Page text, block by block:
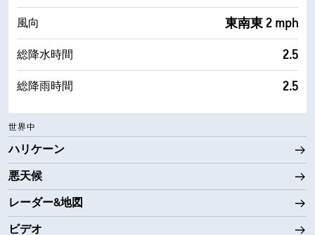
風向 東南東 2 mph
総降水時間 2.5
総降雨時間 2.5
世界中
ハリケーン
悪天候
レーダー&地図
ビデオ